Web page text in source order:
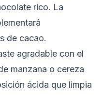
rico. La
de cacao.
agradable con el
manzana o cereza
ácida que limpia